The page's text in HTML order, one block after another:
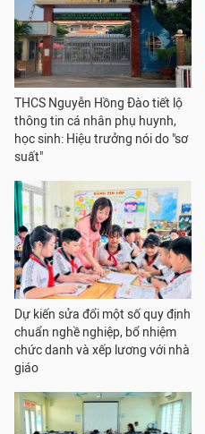
THCS Nguyễn Hồng Đào tiết lộ
thông tin cá nhân phụ huynh,
học sinh: Hiệu trưởng nói do "sơ
suất"
Dự kiến sửa đổi một số quy định
chuẩn nghề nghiệp, bổ nhiệm
chức danh và xếp lương với nhà
giáo